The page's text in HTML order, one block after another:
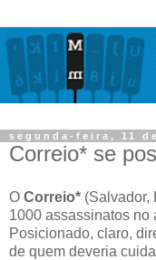
segunda-feira, 11
Correio* se
O Correio* (Salvador,
1000 assassinatos no
Posicionado, claro,
de quem deveria